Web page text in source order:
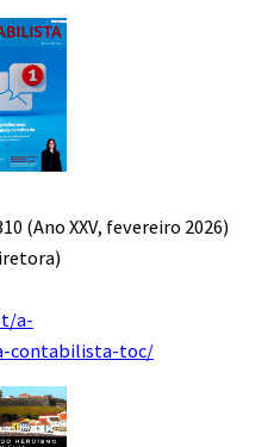
(Ano XXV, fevereiro 2026)
a-
contabilista-toc/